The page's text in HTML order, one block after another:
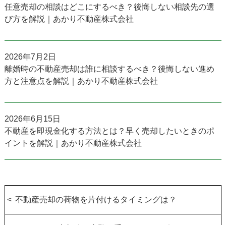
任意売却の相談はどこにするべき？後悔しない相談先の選
び方を解説｜あかり不動産株式会社
2026年7月2日
離婚時の不動産売却は誰に相談するべき？後悔しない進め
方と注意点を解説｜あかり不動産株式会社
2026年6月15日
不動産を即現金化する方法とは？早く売却したいときのポ
イントを解説｜あかり不動産株式会社
不動産売却の荷物を片付けるタイミングは？